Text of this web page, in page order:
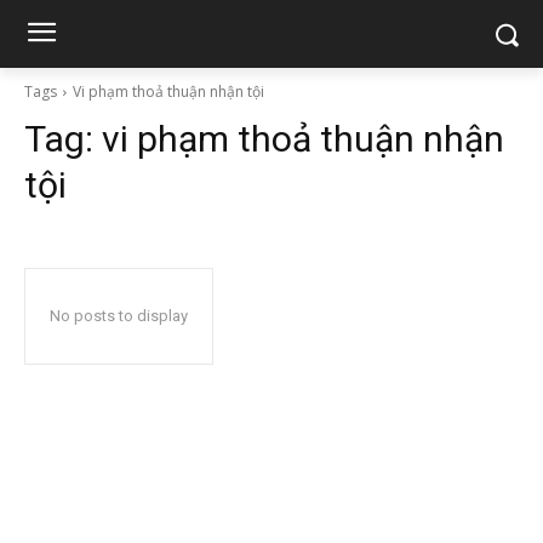
Tags Vi phạm thoả thuận nhận tội
Tag: vi phạm thoả thuận nhận
tội
No posts to display